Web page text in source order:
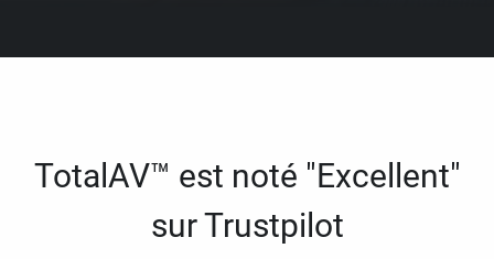
TotalAV™ est noté "Excellent"
sur Trustpilot